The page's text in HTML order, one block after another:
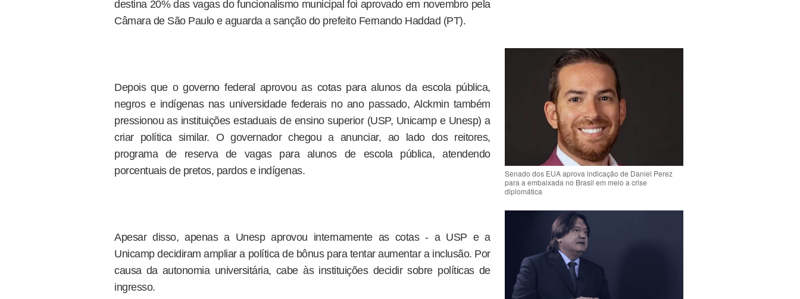
destina 20% das vagas do funcionalismo municipal foi aprovado em novembro pela
Câmara de São Paulo e aguarda a sanção do prefeito Fernando Haddad (PT).
Depois que o governo federal aprovou as cotas para alunos da escola pública,
negros e indígenas nas universidade federais no ano passado, Alckmin também
pressionou as instituições estaduais de ensino superior (USP, Unicamp e Unesp) a
criar política similar. O governador chegou a anunciar, ao lado dos reitores,
programa de reserva de vagas para alunos de escola pública, atendendo
porcentuais de pretos, pardos e indígenas.
Apesar disso, apenas a Unesp aprovou internamente as cotas - a USP e a
Unicamp decidiram ampliar a política de bônus para tentar aumentar a inclusão. Por
causa da autonomia universitária, cabe às instituições decidir sobre políticas de
ingresso.
Senado dos EUA aprova indicação de Daniel Perez
para a embaixada no Brasil em meio a crise
diplomática